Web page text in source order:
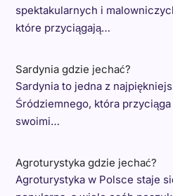
spektakularnych i
które przyciągają…
Sardynia gdzie jechać?
Sardynia to jedna z
Śródziemnego, która
swoimi…
Agroturystyka gdzie jechać?
Agroturystyka w Polsce staje